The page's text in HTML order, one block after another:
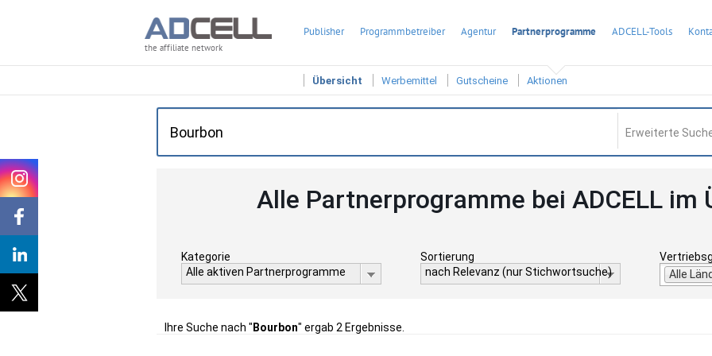
the affiliate network
Publisher Programmbetreiber Agentur Partnerprogramme ADCELL-Tools
Übersicht Werbemittel Gutscheine Aktionen
Erweiterte
Alle Partnerprogramme bei ADCELL im
Kategorie
Alle aktiven Partnerprogramme
Sortierung
nach Relevanz (nur Stichwortsuche)
Alle
Ihre Suche nach " Bourbon" ergab 2 Ergebnisse.